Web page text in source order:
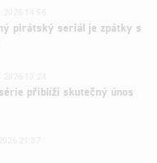
pirátský seriál je zpátky s
přiblíží skutečný únos